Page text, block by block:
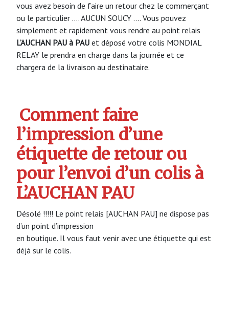
vous avez besoin de faire un retour chez le commerçant
ou le particulier …. AUCUN SOUCY …. Vous pouvez
simplement et rapidement vous rendre au point relais
L’AUCHAN PAU à PAU et déposé votre colis MONDIAL
RELAY le prendra en charge dans la journée et ce
chargera de la livraison au destinataire.
Comment faire
l’impression d’une
étiquette de retour ou
pour l’envoi d’un colis à
L’AUCHAN PAU
Désolé !!!!! Le point relais [AUCHAN PAU] ne dispose pas
d’un point d’impression
en boutique. Il vous faut venir avec une étiquette qui est
déjà sur le colis.